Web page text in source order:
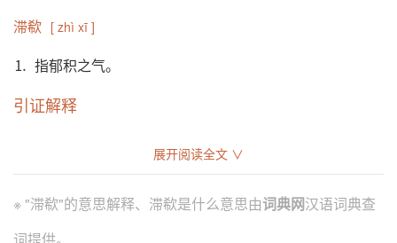
滞欷 [ zhì xī ]
⒈ 指郁积之气。
引证解释
唐 司空图 《春愁赋》：“愿昭畅于春臺，雪胸襟之滞
分字解释
展开阅读全文 ∨
※ "滞欷"的意思解释、滞欷是什么意思由词典网汉语词典查